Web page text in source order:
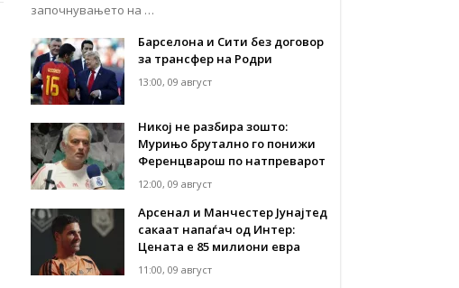
започнувањето на …
Барселона и Сити без договор
за трансфер на Родри
13:00, 09 август
Никој не разбира зошто:
Мурињо брутално го понижи
Ференцварош по натпреварот
12:00, 09 август
Арсенал и Манчестер Јунајтед
сакаат напаѓач од Интер:
Цената е 85 милиони евра
11:00, 09 август